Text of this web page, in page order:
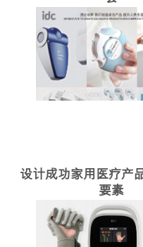
设计成功家用医疗产
要素